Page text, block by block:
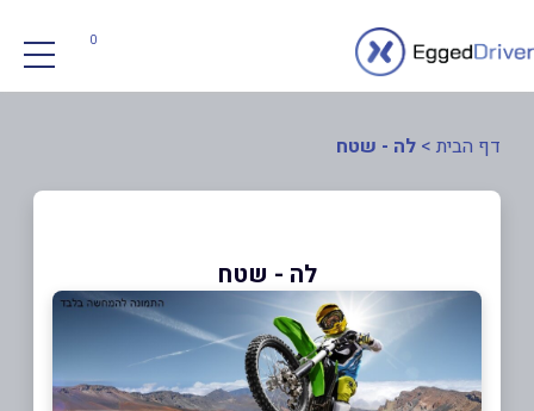
0
דף הבית > לה - שטח
לה - שטח